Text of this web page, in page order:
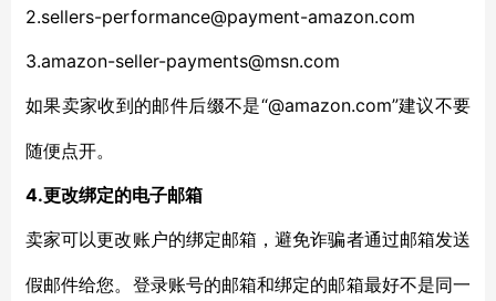
2.sellers-performance@payment-amazon.com
3.amazon-seller-payments@msn.com
如果卖家收到的邮件后缀不是“@amazon.com”建议不要
随便点开。
4.更改绑定的电子邮箱
卖家可以更改账户的绑定邮箱，避免诈骗者通过邮箱发送
假邮件给您。登录账号的邮箱和绑定的邮箱最好不是同一